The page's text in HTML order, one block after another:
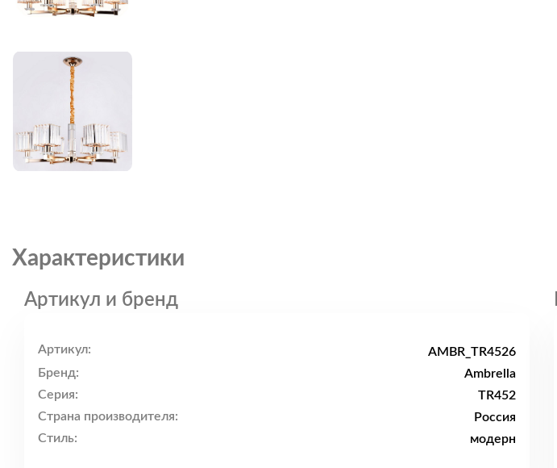
Характеристики
Артикул и бренд
Артикул:
AMBR_TR4526
Бренд:
Ambrella
Серия:
TR452
Страна производителя:
Россия
Стиль:
модерн